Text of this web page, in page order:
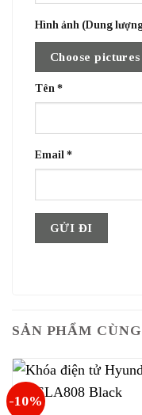
Hình ảnh (Dung
Choose
Tên *
Email *
SẢN PHẨM
-10%